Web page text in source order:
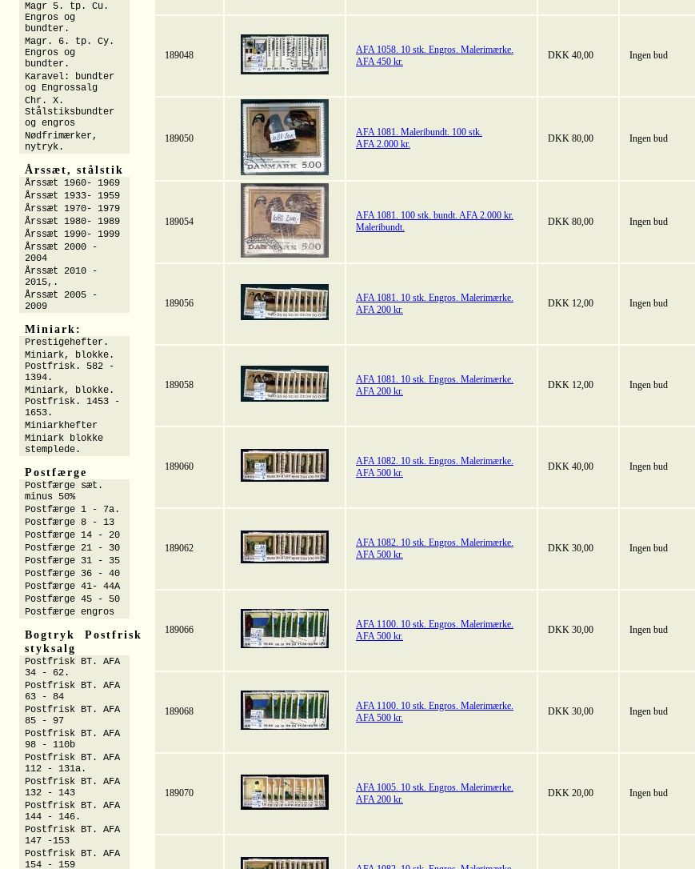
189048
AFA 1058. 10 stk. Engros. Malerimærke.
AFA 450 kr.
DKK 40,00 Ingen bud
189050
AFA 1081. Maleribundt. 100 stk.
AFA 2.000 kr.
DKK 80,00 Ingen bud
189054
AFA 1081. 100 stk. bundt. AFA 2.000 kr.
Maleribundt.
DKK 80,00 Ingen bud
189056
AFA 1081. 10 stk. Engros. Malerimærke.
AFA 200 kr.
DKK 12,00 Ingen bud
189058
AFA 1081. 10 stk. Engros. Malerimærke.
AFA 200 kr.
DKK 12,00 Ingen bud
189060
AFA 1082. 10 stk. Engros. Malerimærke.
AFA 500 kr.
DKK 40,00 Ingen bud
189062
AFA 1082. 10 stk. Engros. Malerimærke.
AFA 500 kr.
DKK 30,00 Ingen bud
189066
AFA 1100. 10 stk. Engros. Malerimærke.
AFA 500 kr.
DKK 30,00 Ingen bud
189068
AFA 1100. 10 stk. Engros. Malerimærke.
AFA 500 kr.
DKK 30,00 Ingen bud
189070
AFA 1005. 10 stk. Engros. Malerimærke.
AFA 200 kr.
DKK 20,00 Ingen bud
Magr 5. tp. Cu.
Engros og
bundter.
Magr. 6. tp. Cy.
Engros og
bundter.
Karavel: bundter
og Engrossalg
Chr. X.
Stålstiksbundter
og engros
Nødfrimærker,
nytryk.
Årssæt, stålstik
Årssæt 1960- 1969
Årssæt 1933- 1959
Årssæt 1970- 1979
Årssæt 1980- 1989
Årssæt 1990- 1999
Årssæt 2000 -
2004
Årssæt 2010 -
2015,.
Årssæt 2005 -
2009
Miniark:
Prestigehefter.
Miniark, blokke.
Postfrisk. 582 -
1394.
Miniark, blokke.
Postfrisk. 1453 -
1653.
Miniarkhefter
Miniark blokke
stemplede.
Postfærge
Postfærge sæt.
minus 50%
Postfærge 1 - 7a.
Postfærge 8 - 13
Postfærge 14 - 20
Postfærge 21 - 30
Postfærge 31 - 35
Postfærge 36 - 40
Postfærge 41- 44A
Postfærge 45 - 50
Postfærge engros
Bogtryk Postfrisk
styksalg
Postfrisk BT. AFA
34 - 62.
Postfrisk BT. AFA
63 - 84
Postfrisk BT. AFA
85 - 97
Postfrisk BT. AFA
98 - 110b
Postfrisk BT. AFA
112 - 131a.
Postfrisk BT. AFA
132 - 143
Postfrisk BT. AFA
144 - 146.
Postfrisk BT. AFA
147 -153
Postfrisk BT. AFA
154 - 159